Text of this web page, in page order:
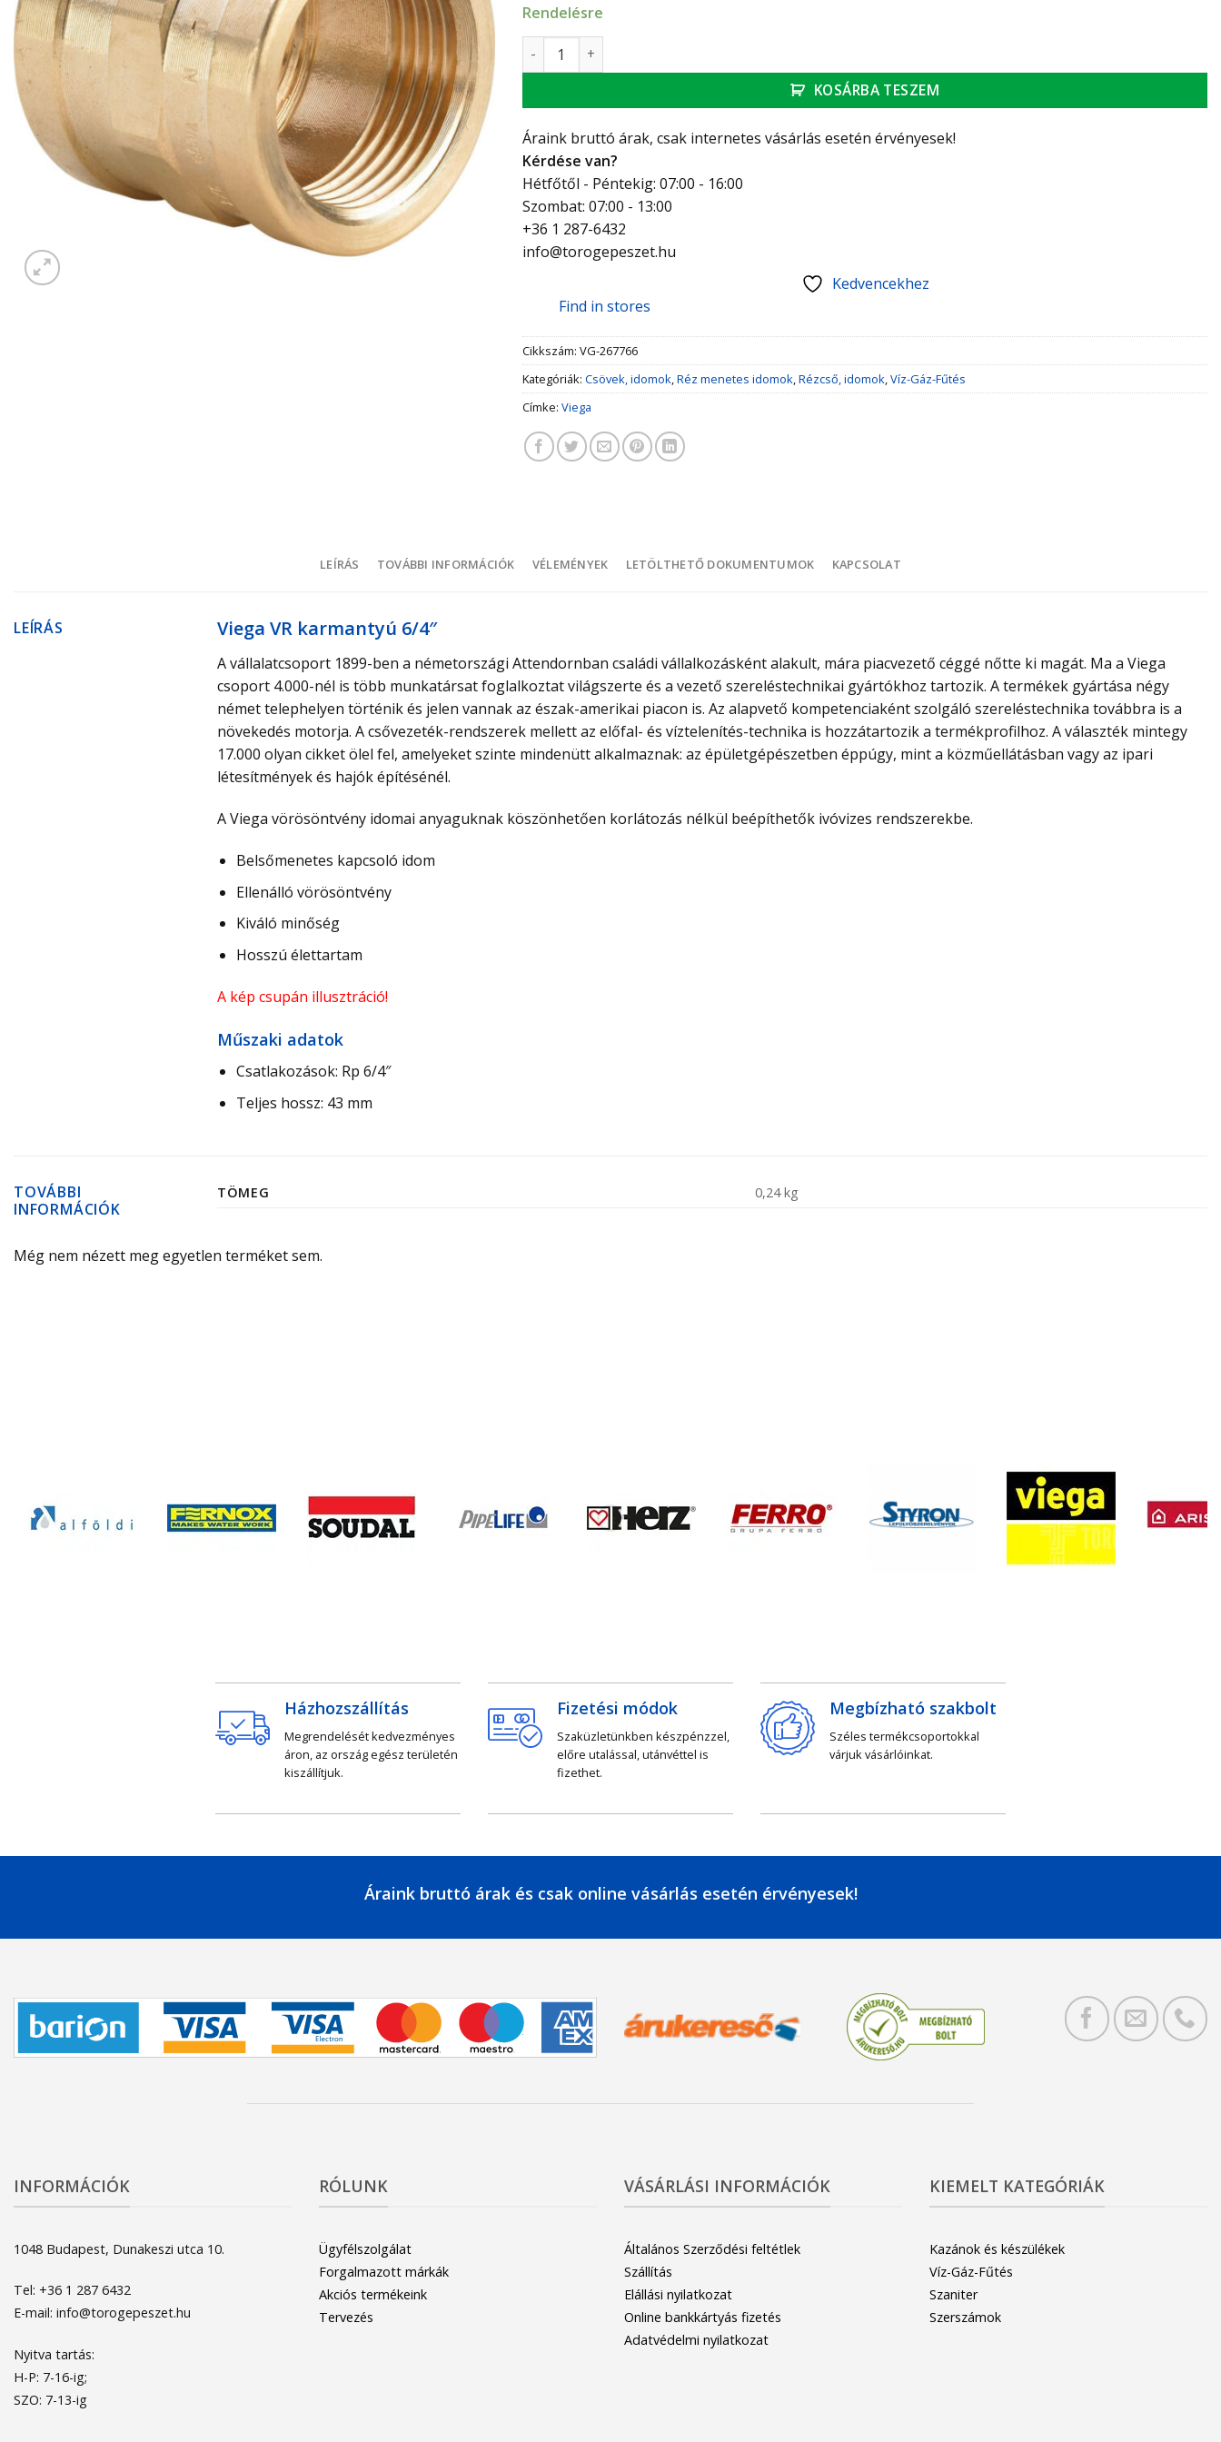
Rendelésre
Viega VR karmantyú 6/4 " mennyiség
KOSÁRBA TESZEM
Áraink bruttó árak, csak internetes vásárlás esetén érvényesek!
Kérdése van?
Hétfőtől - Péntekig: 07:00 - 16:00
Szombat: 07:00 - 13:00
+36 1 287-6432
info@torogepeszet.hu
Kedvencekhez
Find in stores
Cikkszám: VG-267766
Kategóriák: Csövek, idomok Réz menetes idomok Rézcső, idomok Víz-Gáz-Fűtés
Címke: Viega
LEÍRÁS TOVÁBBI INFORMÁCIÓK VÉLEMÉNYEK LETÖLTHETŐ DOKUMENTUMOK KAPCSOLAT
LEÍRÁS Viega VR karmantyú 6/4″
A vállalatcsoport 1899-ben a németországi Attendornban családi vállalkozásként alakult, mára piacvezető céggé nőtte ki magát. Ma a Viega
csoport 4.000-nél is több munkatársat foglalkoztat világszerte és a vezető szereléstechnikai gyártókhoz tartozik. A termékek gyártása négy
német telephelyen történik és jelen vannak az észak-amerikai piacon is. Az alapvető kompetenciaként szolgáló szereléstechnika továbbra is a
növekedés motorja. A csővezeték-rendszerek mellett az előfal- és víztelenítés-technika is hozzátartozik a termékprofilhoz. A választék mintegy
17.000 olyan cikket ölel fel, amelyeket szinte mindenütt alkalmaznak: az épületgépészetben éppúgy, mint a közműellátásban vagy az ipari
létesítmények és hajók építésénél.
A Viega vörösöntvény idomai anyaguknak köszönhetően korlátozás nélkül beépíthetők ivóvizes rendszerekbe.
Belsőmenetes kapcsoló idom
Ellenálló vörösöntvény
Kiváló minőség
Hosszú élettartam
A kép csupán illusztráció!
Műszaki adatok
Csatlakozások: Rp 6/4″
Teljes hossz: 43 mm
TOVÁBBI
INFORMÁCIÓK
TÖMEG 0,24 kg
Még nem nézett meg egyetlen terméket sem.
Házhozszállítás
Megrendelését kedvezményes
áron, az ország egész területén
kiszállítjuk.
Fizetési módok
Szaküzletünkben készpénzzel,
előre utalással, utánvéttel is
fizethet.
Megbízható szakbolt
Széles termékcsoportokkal
várjuk vásárlóinkat.
Áraink bruttó árak és csak online vásárlás esetén érvényesek!
INFORMÁCIÓK
1048 Budapest, Dunakeszi utca 10.
Tel: +36 1 287 6432
E-mail: info@torogepeszet.hu
Nyitva tartás:
H-P: 7-16-ig;
SZO: 7-13-ig
RÓLUNK
Ügyfélszolgálat
Forgalmazott márkák
Akciós termékeink
Tervezés
VÁSÁRLÁSI INFORMÁCIÓK
Általános Szerződési feltétlek
Szállítás
Elállási nyilatkozat
Online bankkártyás fizetés
Adatvédelmi nyilatkozat
KIEMELT KATEGÓRIÁK
Kazánok és készülékek
Víz-Gáz-Fűtés
Szaniter
Szerszámok